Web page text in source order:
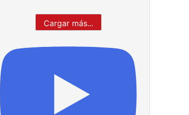
Cargar más...